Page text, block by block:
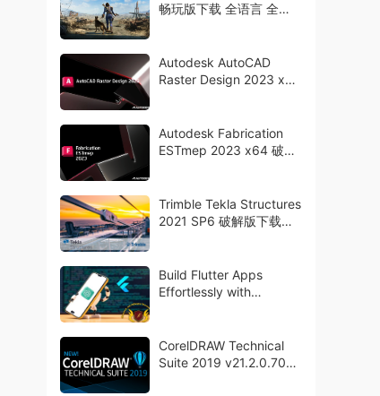
畅玩版下载 全语言 全
Autodesk AutoCAD
Raster Design 2023 x64
Autodesk Fabrication
ESTmep 2023 x64 破解
Trimble Tekla Structures
2021 SP6 破解版下载
Build Flutter Apps
Effortlessly with
CorelDRAW Technical
Suite 2019 v21.2.0.706